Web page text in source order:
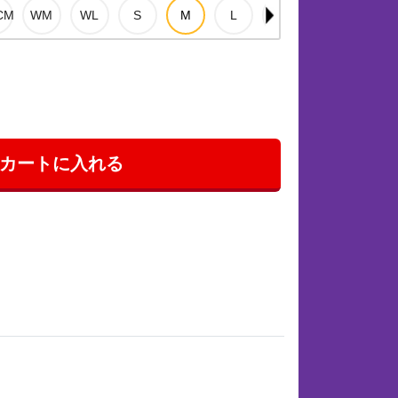
ートに入れる